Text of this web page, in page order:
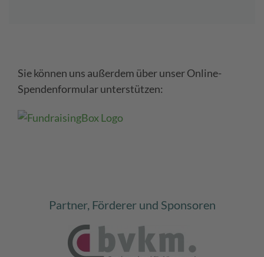
Sie können uns außerdem über unser Online-
Spendenformular unterstützen:
Partner, Förderer und Sponsoren